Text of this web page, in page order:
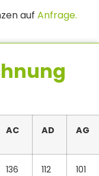
auf Anfrage.
AC AD AG
136 112 101